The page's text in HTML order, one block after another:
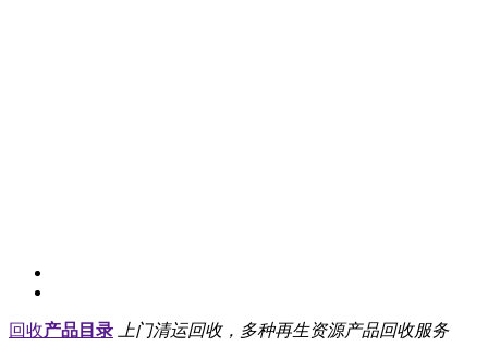
回收产品目录 上门清运回收，多种再生资源产品回收服务